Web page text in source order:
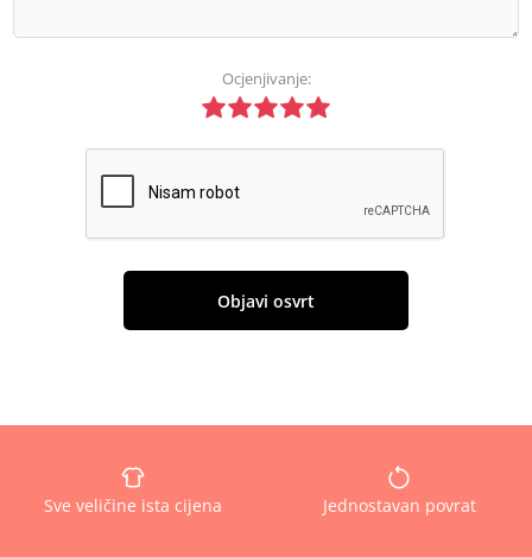
Ocjenjivanje:
Objavi osvrt
Sve veličine ista cijena Jednostavan povrat